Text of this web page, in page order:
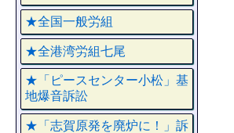
★全国一般労組
★全港湾労組七尾
★「ピースセンター小松」基
地爆音訴訟
★「志賀原発を廃炉に！」訴